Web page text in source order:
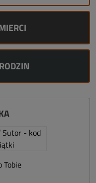
Tobie